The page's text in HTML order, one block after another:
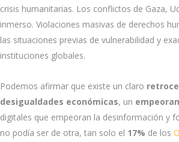
crisis humanitarias. Los conflictos de Gaza,
inmerso. Violaciones masivas de derechos
las situaciones previas de vulnerabilidad y
instituciones globales.
Podemos afirmar que existe un claro
desigualdades económicas, un
digitales que empeoran la desinformación y
no podía ser de otra, tan solo el 17% de los